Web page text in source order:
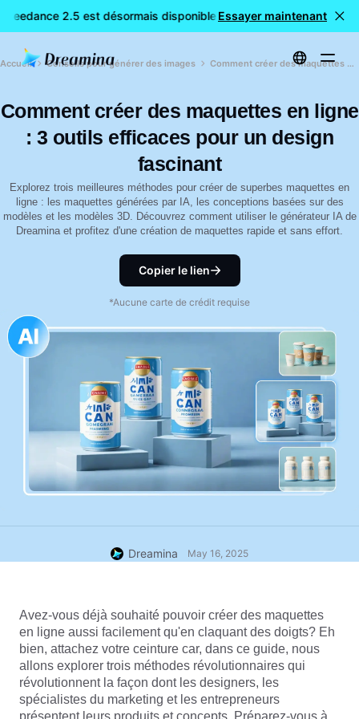
2.5 est désormais disponible 🎉 Nouveau modèle
Essayer maintenant
Accueil Conseils pour générer des images Comment créer des maquettes en ligne : 3 outils efficaces pour un design fascinant
Comment créer des maquettes en ligne
: 3 outils efficaces pour un design
fascinant
Explorez trois meilleures méthodes pour créer de superbes maquettes en
ligne : les maquettes générées par IA, les conceptions basées sur des
modèles et les modèles 3D. Découvrez comment utiliser le générateur IA de
Dreamina et profitez d'une création de maquettes rapide et sans effort.
Copier le lien
*Aucune carte de crédit requise
Dreamina May 16, 2025
Avez-vous déjà souhaité pouvoir créer des maquettes
en ligne aussi facilement qu'en claquant des doigts? Eh
bien, attachez votre ceinture car, dans ce guide, nous
allons explorer trois méthodes révolutionnaires qui
révolutionnent la façon dont les designers, les
spécialistes du marketing et les entrepreneurs
présentent leurs produits et concepts. Préparez-vous à